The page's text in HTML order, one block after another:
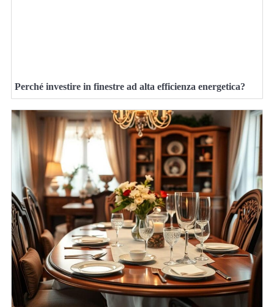
Perché investire in finestre ad alta efficienza energetica?